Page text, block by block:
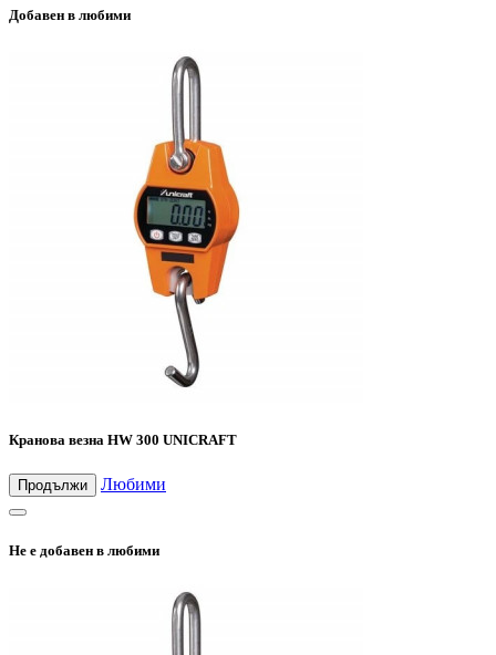
Добавен в любими
Кранова везна HW 300 UNICRAFT
Продължи Любими
Не е добавен в любими